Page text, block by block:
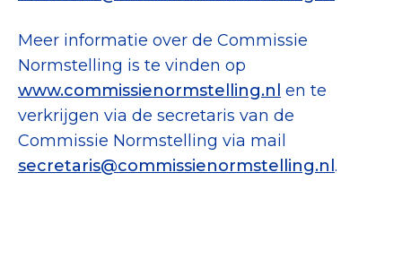
Meer informatie over de Commissie
Normstelling is te vinden op
www.commissienormstelling.nl en te
verkrijgen via de secretaris van de
Commissie Normstelling via mail
secretaris@commissienormstelling.n .